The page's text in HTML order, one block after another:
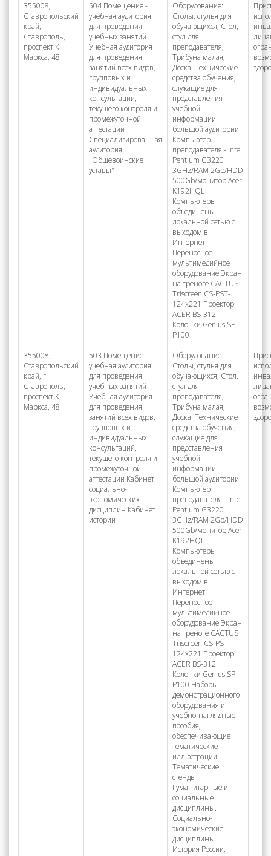
355008,
Ставропольский
край, г.
Ставрополь,
проспект К.
Маркса, 48
504 Помещение -
учебная аудитория
для проведения
учебных занятий
Учебная аудитория
для проведения
занятий всех видов,
групповых и
индивидуальных
консультаций,
текущего контроля и
промежуточной
аттестации
Специализированная
аудитория
"Общевоинские
уставы"
Оборудование:
Столы, стулья для
обучающихся; Стол,
стул для
преподавателя;
Трибуна малая;
Доска. Технические
средства обучения,
служащие для
представления
учебной
информации
большой аудитории:
Компьютер
преподавателя - Intel
Pentium G3220
3GHz/RAM 2Gb/HDD
500Gb/монитор Acer
K192HQL
Компьютеры
объединены
локальной сетью с
выходом в
Интернет.
Переносное
мультимедийное
оборудование Экран
на треноге CACTUS
Triscreen CS-PST-
124x221 Проектор
ACER BS-312
Колонки Genius SP-
P100
355008,
Ставропольский
край, г.
Ставрополь,
проспект К.
Маркса, 48
503 Помещение -
учебная аудитория
для проведения
учебных занятий
Учебная аудитория
для проведения
занятий всех видов,
групповых и
индивидуальных
консультаций,
текущего контроля и
промежуточной
аттестации Кабинет
социально-
экономических
дисциплин Кабинет
истории
Оборудование:
Столы, стулья для
обучающихся; Стол,
стул для
преподавателя;
Трибуна малая;
Доска. Технические
средства обучения,
служащие для
представления
учебной
информации
большой аудитории:
Компьютер
преподавателя - Intel
Pentium G3220
3GHz/RAM 2Gb/HDD
500Gb/монитор Acer
K192HQL
Компьютеры
объединены
локальной сетью с
выходом в
Интернет.
Переносное
мультимедийное
оборудование Экран
на треноге CACTUS
Triscreen CS-PST-
124x221 Проектор
ACER BS-312
Колонки Genius SP-
P100 Наборы
демонстрационного
оборудования и
учебно-наглядные
пособия,
обеспечивающие
тематические
иллюстрации:
Тематические
стенды:
Гуманитарные и
социальные
дисциплины.
Социально-
экономические
дисциплины.
История России,